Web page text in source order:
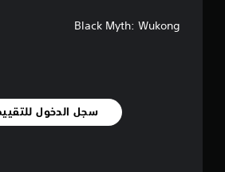
Black Myth: Wukong
سجل الدخول